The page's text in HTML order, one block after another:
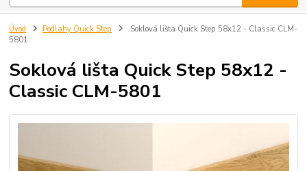
Úvod Podlahy Quick Step
Soklová lišta Quick Step 58x12 - Classic CLM-
5801
Soklová lišta Quick Step 58x12 -
Classic CLM-5801